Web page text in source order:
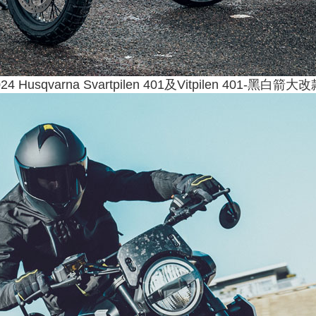
Husqvarna Svartpilen 401及Vitpilen 401-黑白箭大改